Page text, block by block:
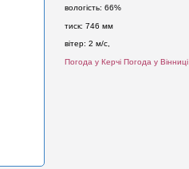
вологість: 66%
тиск: 746 мм
вітер: 2 м/с,
Погода у Керчі Погода у Вінниці